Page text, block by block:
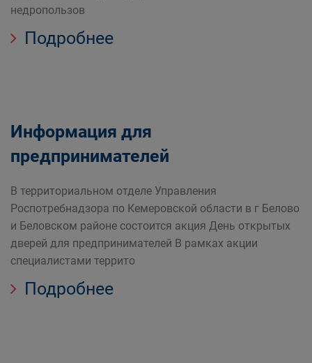
недропользов
Подробнее
Информация для
предпринимателей
В территориальном отделе Управления
Роспотребнадзора по Кемеровской области в г Белово
и Беловском районе состоится акция День открытых
дверей для предпринимателей В рамках акции
специалистами террито
Подробнее